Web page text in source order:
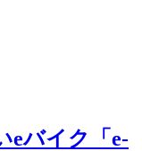
eバイク「e-